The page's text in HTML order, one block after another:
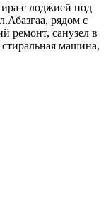
с лоджией под
рядом с
ремонт, санузел в
стиральная машина,